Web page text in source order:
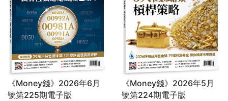
《Money錢》2026年6月
號第225期電子版
《Money錢》2026年5月
號第224期電子版